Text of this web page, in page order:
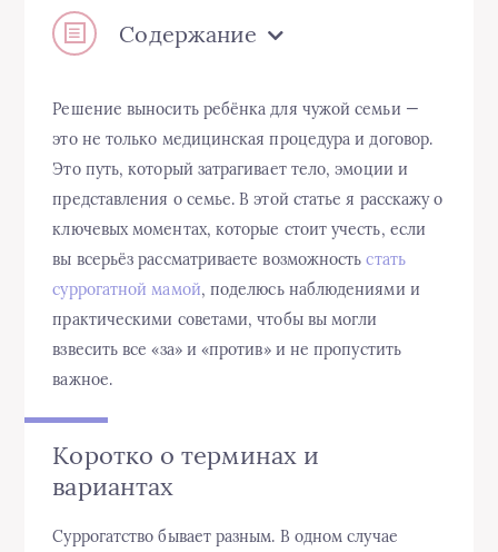
Содержание
Решение выносить ребёнка для чужой семьи —
это не только медицинская процедура и договор.
Это путь, который затрагивает тело, эмоции и
представления о семье. В этой статье я расскажу о
ключевых моментах, которые стоит учесть, если
вы всерьёз рассматриваете возможностьстать
суррогатной мамой, поделюсь наблюдениями и
практическими советами, чтобы вы могли
взвесить все «за» и «против» и не пропустить
важное.
Коротко о терминах и
вариантах
Суррогатство бывает разным. В одном случае